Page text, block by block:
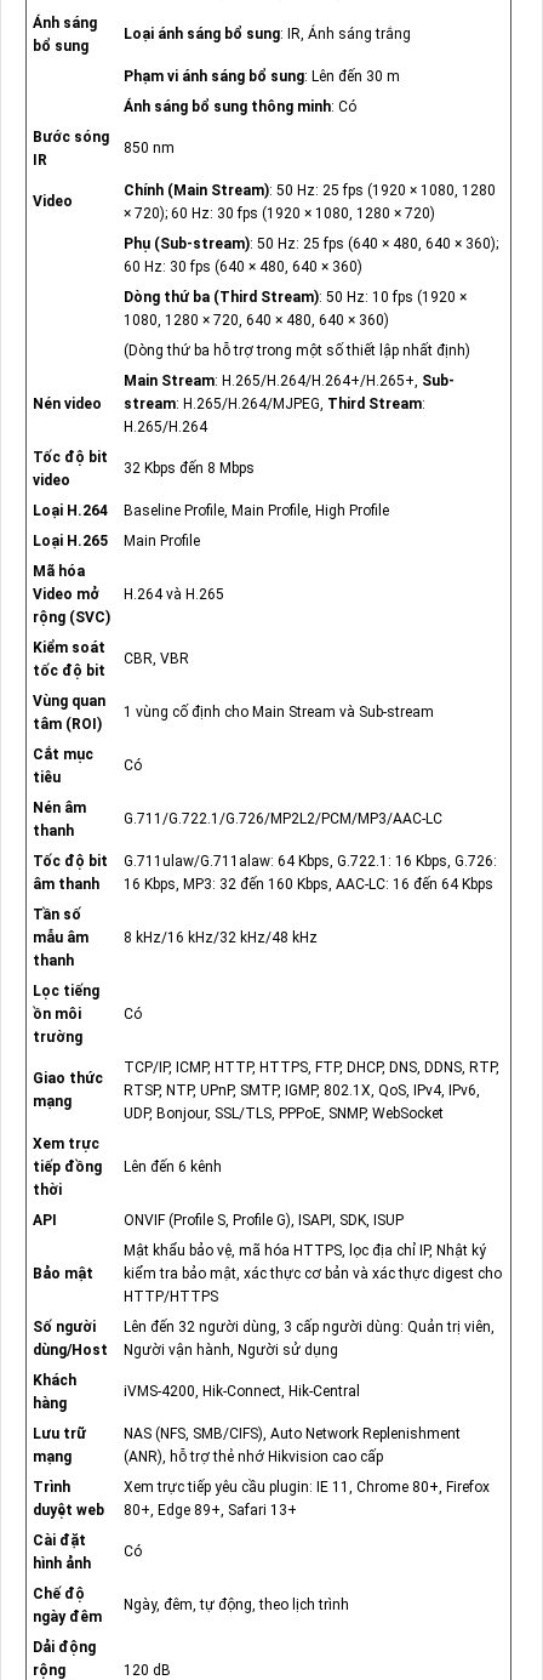
Ánh sáng
bổ sung
Loại ánh sáng bổ sung: IR, Ánh sáng trắng
Phạm vi ánh sáng bổ sung: Lên đến 30 m
Ánh sáng bổ sung thông minh: Có
Bước sóng
IR
850 nm
Video
Chính (Main Stream): 50 Hz: 25 fps (1920 × 1080, 1280
× 720); 60 Hz: 30 fps (1920 × 1080, 1280 × 720)
Phụ (Sub-stream): 50 Hz: 25 fps (640 × 480, 640 × 360);
60 Hz: 30 fps (640 × 480, 640 × 360)
Dòng thứ ba (Third Stream): 50 Hz: 10 fps (1920 ×
1080, 1280 × 720, 640 × 480, 640 × 360)
(Dòng thứ ba hỗ trợ trong một số thiết lập nhất định)
Nén video
Main Stream: H.265/H.264/H.264+/H.265+, Sub-
stream: H.265/H.264/MJPEG, Third Stream:
H.265/H.264
Tốc độ bit
video
32 Kbps đến 8 Mbps
Loại H.264
Baseline Profile, Main Profile, High Profile
Loại H.265
Main Profile
Mã hóa
Video mở
rộng (SVC)
H.264 và H.265
Kiểm soát
tốc độ bit
CBR, VBR
Vùng quan
tâm (ROI)
1 vùng cố định cho Main Stream và Sub-stream
Cắt mục
tiêu
Có
Nén âm
thanh
G.711/G.722.1/G.726/MP2L2/PCM/MP3/AAC-LC
Tốc độ bit
âm thanh
G.711ulaw/G.711alaw: 64 Kbps, G.722.1: 16 Kbps, G.726:
16 Kbps, MP3: 32 đến 160 Kbps, AAC-LC: 16 đến 64 Kbps
Tần số
mẫu âm
thanh
8 kHz/16 kHz/32 kHz/48 kHz
Lọc tiếng
ồn môi
trường
Có
Giao thức
mạng
TCP/IP, ICMP, HTTP, HTTPS, FTP, DHCP, DNS, DDNS, RTP,
RTSP, NTP, UPnP, SMTP, IGMP, 802.1X, QoS, IPv4, IPv6,
UDP, Bonjour, SSL/TLS, PPPoE, SNMP, WebSocket
Xem trực
tiếp đồng
thời
Lên đến 6 kênh
API ONVIF (Profile S, Profile G), ISAPI, SDK, ISUP
Bảo mật
Mật khẩu bảo vệ, mã hóa HTTPS, lọc địa chỉ IP, Nhật ký
kiểm tra bảo mật, xác thực cơ bản và xác thực digest cho
HTTP/HTTPS
Số người
dùng/Host
Lên đến 32 người dùng, 3 cấp người dùng: Quản trị viên,
Người vận hành, Người sử dụng
Khách
hàng
iVMS-4200, Hik-Connect, Hik-Central
Lưu trữ
mạng
NAS (NFS, SMB/CIFS), Auto Network Replenishment
(ANR), hỗ trợ thẻ nhớ Hikvision cao cấp
Trình
duyệt web
Xem trực tiếp yêu cầu plugin: IE 11, Chrome 80+, Firefox
80+, Edge 89+, Safari 13+
Cài đặt
hình ảnh
Có
Chế độ
ngày đêm
Ngày, đêm, tự động, theo lịch trình
Dải động
rộng
120 dB